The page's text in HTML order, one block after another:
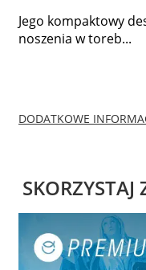
Jego kompaktowy
noszenia w toreb...
DODATKOWE